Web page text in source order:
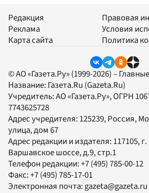
Редакция
Реклама
Карта сайта
Правовая
Условия
Политика
© АО «Газета.Ру» (1999-2026) –
Название: Газета.Ru (Gazeta.Ru)
Учредитель:АО «Газета.Ру», ОГРН
7743625728
Адрес учредителя: 125239, Россия,
улица, дом 67
Адрес редакции и издателя: 117105, г.
Варшавское шоссе, д.9, стр.1
Телефон редакции:+7 (495) 785-00-12
Факс:+7 (495) 785-17-01
Электронная почта: gazeta@gazeta.ru